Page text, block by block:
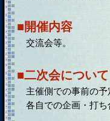
■開催内容
交流会等。
■二次会について
主催側での事前の予
各自での企画・打ち